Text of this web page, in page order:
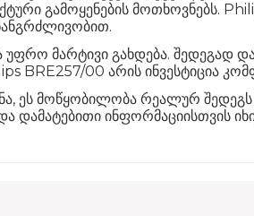
გამოყენების მოთხოვნებს.
მარტივი გახდება.
BRE257/00 არის ინვესტიცია
ეს მოწყობილობა რეალურ
და დამატებითი